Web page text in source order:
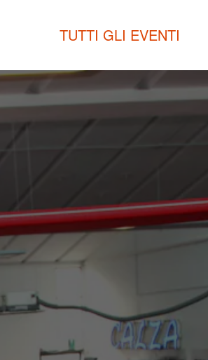
TUTTI GLI EVENTI